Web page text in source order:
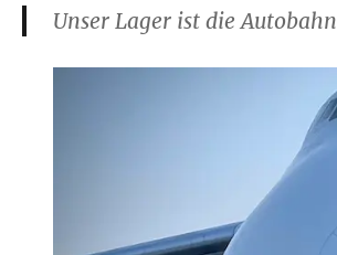
Unser Lager ist die Autobahn